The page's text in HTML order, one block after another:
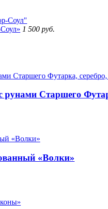
1 500 руб.
Старшего
«Волки»